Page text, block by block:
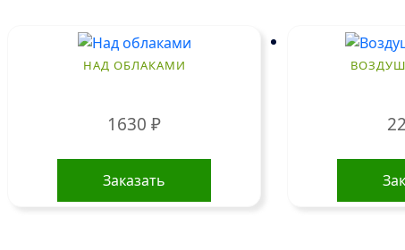
НАД ОБЛАКАМИ
1630 ₽
Заказать